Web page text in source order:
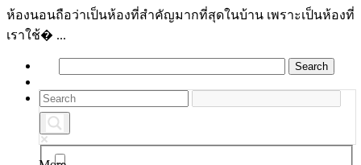
ห้องนอนถือว่าเป็นห้องที่สำคัญมากที่สุดในบ้าน เพราะเป็นห้องที่
เราใช้� ...